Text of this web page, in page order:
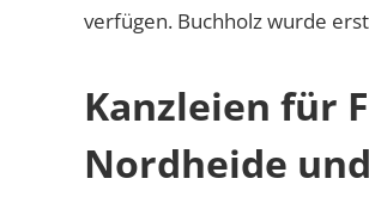
verfügen. Buchholz wurde
Kanzleien für
Nordheide